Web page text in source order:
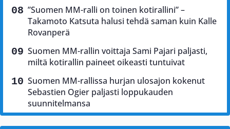
”Suomen MM-ralli on toinen kotirallini” –
Takamoto Katsuta halusi tehdä saman kuin Kalle
Rovanperä
Suomen MM-rallin voittaja Sami Pajari paljasti,
miltä kotirallin paineet oikeasti tuntuivat
Suomen MM-rallissa hurjan ulosajon kokenut
Sebastien Ogier paljasti loppukauden
suunnitelmansa